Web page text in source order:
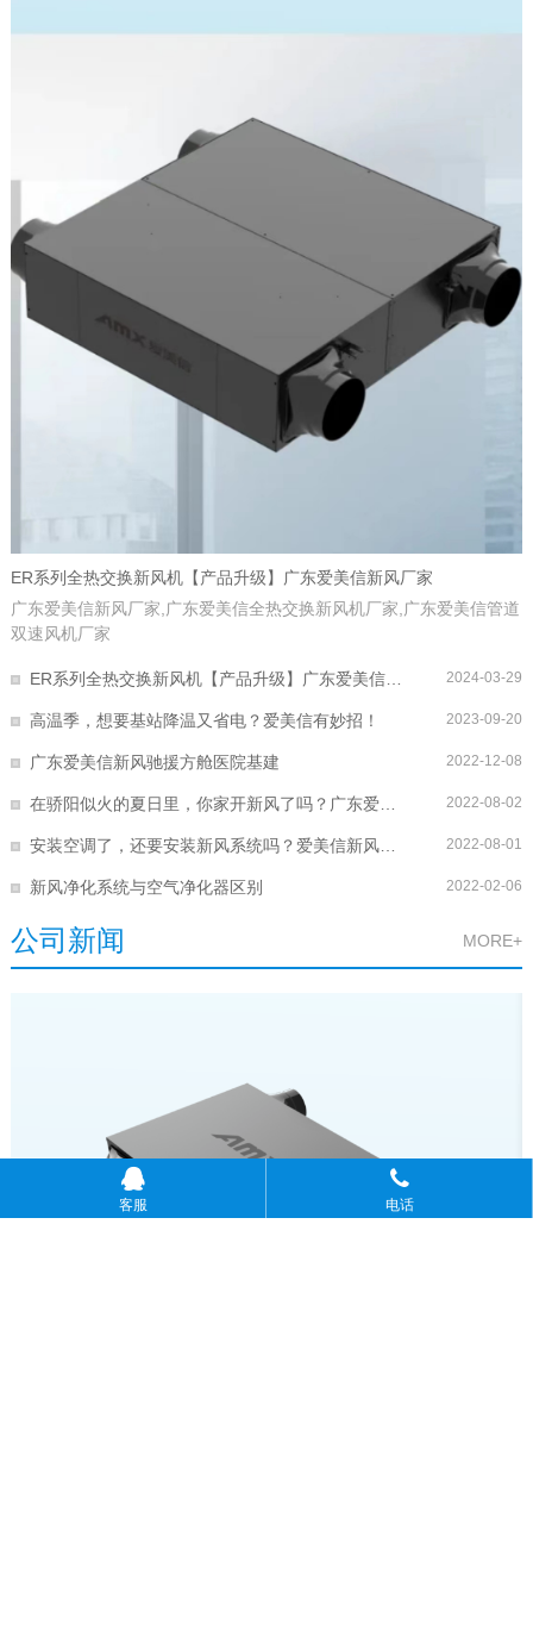
ER系列全热交换新风机【产品升级】广东爱美信新风厂家
广东爱美信新风厂家,广东爱美信全热交换新风机厂家,广东爱美信管道
双速风机厂家
2024-03-29
ER系列全热交换新风机【产品升级】广东爱美信新风厂家
2023-09-20
高温季，想要基站降温又省电？爱美信有妙招！
2022-12-08
广东爱美信新风驰援方舱医院基建
2022-08-02
在骄阳似火的夏日里，你家开新风了吗？广东爱美信新风
2022-08-01
安装空调了，还要安装新风系统吗？爱美信新风给你讲解
2022-02-06
新风净化系统与空气净化器区别
MORE+
公司新闻
客服 电话